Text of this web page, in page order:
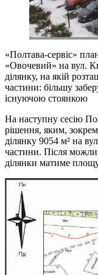
«Полтава-сервіс»
«Овочевий» на вул.
ділянку, на якій
частини: більшу
існуючою стоянкою
На наступну сесію
рішення, яким,
ділянку 9054 м² на
частини. Після
ділянки матиме